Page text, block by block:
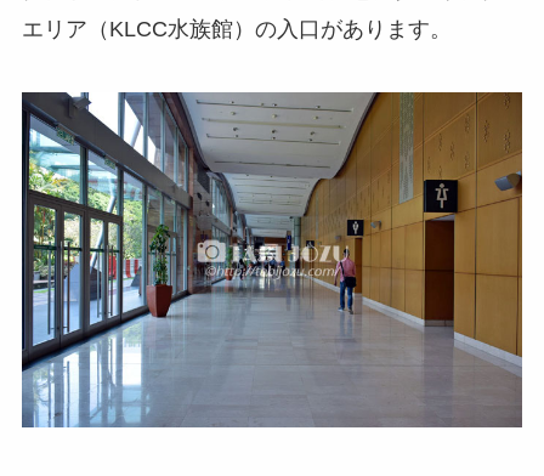
エリア（KLCC水族館）の入口があります。